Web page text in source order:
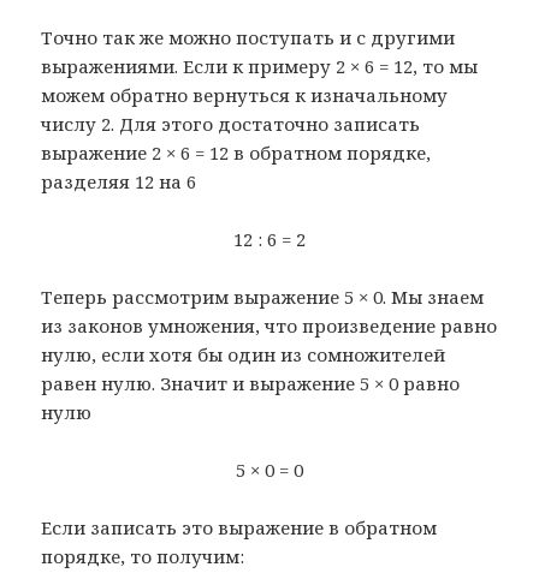
Точно так же можно поступать и с другими
выражениями. Если к примеру 2 × 6 = 12, то мы
можем обратно вернуться к изначальному
числу 2. Для этого достаточно записать
выражение 2 × 6 = 12 в обратном порядке,
разделяя 12 на 6
12 : 6 = 2
Теперь рассмотрим выражение 5 × 0. Мы знаем
из законов умножения, что произведение равно
нулю, если хотя бы один из сомножителей
равен нулю. Значит и выражение 5 × 0 равно
нулю
5 × 0 = 0
Если записать это выражение в обратном
порядке, то получим: